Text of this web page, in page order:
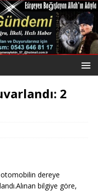
2
dereye
bilgiye göre,